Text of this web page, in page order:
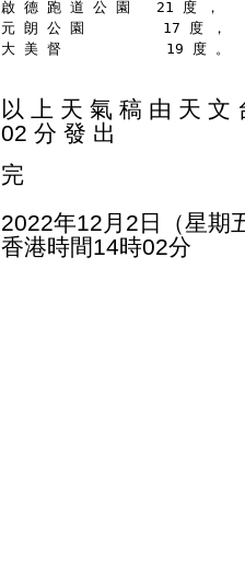
啟 德 跑 道 公 園   21 度 ，
元 朗 公 園         17 度 ，
大 美 督            19 度 。
以 上 天 氣 稿 由 天 文
02 分 發 出
完
2022年12月2日（星期
香港時間14時02分